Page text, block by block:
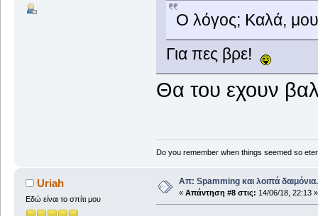
Ο λόγος; Καλά, μου
Για πες βρε!
Θα του εχουν
Do you remember when things seemed so
Uriah
Εδώ είναι το σπίτι μου
Απ: Spamming και λοιπά
« Απάντηση #8 στις: 14/06/18, 22:13 »